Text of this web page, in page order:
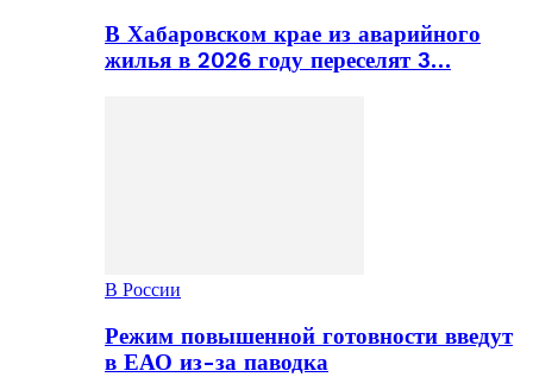
В Хабаровском крае из аварийного
жилья в 2026 году переселят 3…
В России
Режим повышенной готовности введут
в ЕАО из-за паводка